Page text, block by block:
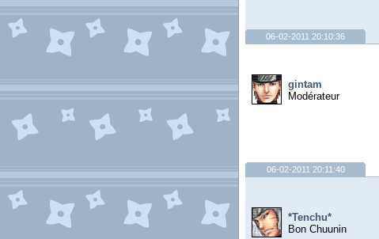
06-02-2011 20:10:36
gintam
Modérateur
06-02-2011 20:11:40
*Tenchu*
Bon Chuunin